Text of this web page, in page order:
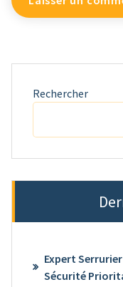
Rechercher
Expert
Sécurité